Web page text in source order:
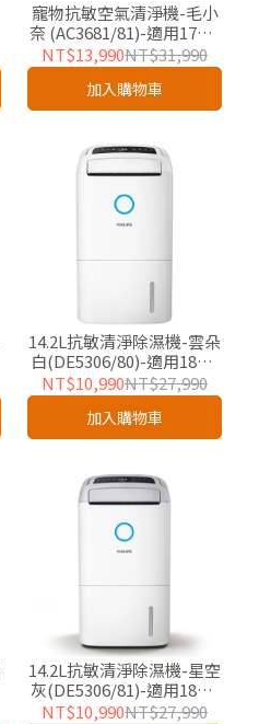
寵物抗敏空氣清淨機-毛小
奈 (AC3681/81)-適用17坪-
友好企業專屬優惠
NT$13,990NT$31,990
加入購物車
14.2L抗敏清淨除濕機-雲朵
白(DE5306/80)-適用18坪-
友好企業專屬優惠
NT$10,990NT$27,990
加入購物車
14.2L抗敏清淨除濕機-星空
灰(DE5306/81)-適用18坪-
友好企業專屬
NT$10,990NT$27,990